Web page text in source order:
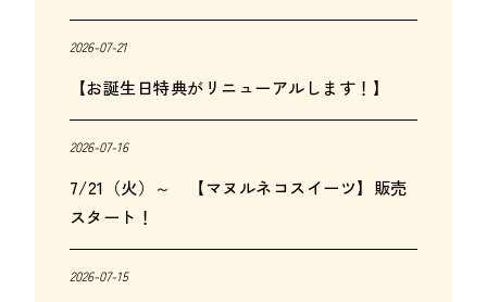
2026-07-21
【お誕生日特典がリニューアルします！】
2026-07-16
7/21（火）～ 【マヌルネコスイーツ】販売
スタート！
2026-07-15